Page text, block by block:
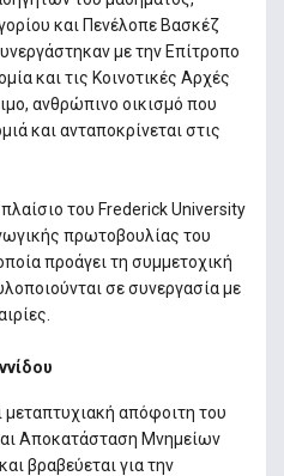
και Πενέλοπε Βασκέζ
με την Επίτροπο
και τις Κοινοτικές Αρχές
ανθρώπινο οικισμό που
και ανταποκρίνεται στις
του Frederick University
πρωτοβουλίας του
προάγει τη συμμετοχική
σε συνεργασία με
μεταπτυχιακή απόφοιτη του
Αποκατάσταση Μνημείων
βραβεύεται για την